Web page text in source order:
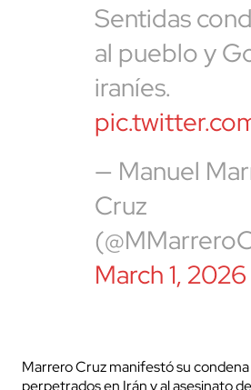
Sentidas
al pueblo y
iraníes.
— Manuel
Cruz
March 1, 2026
Marrero Cruz manifestó su condena
perpetrados en Irán y al asesinato